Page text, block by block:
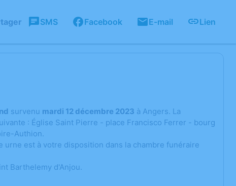
SMS Facebook E-mail Lien
survenu mardi 12 décembre 2023 à Angers. La
: Église Saint Pierre - place Francisco Ferrer - bourg
Authion.
urne est à votre disposition dans la chambre funéraire
Barthelemy d'Anjou.